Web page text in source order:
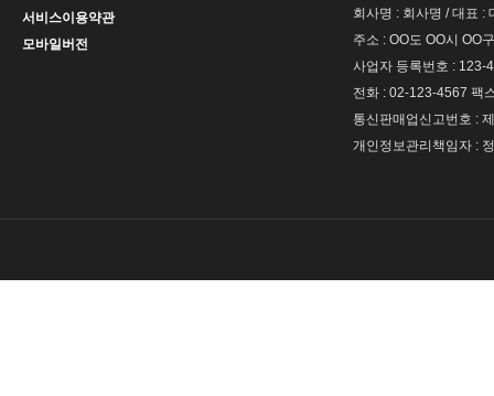
서비스이용약관
모바일버전
회사명 : 회사명 / 대표 :
주소 : OO도 OO시 OO
사업자 등록번호 : 123-
전화 : 02-123-4567 팩
통신판매업신고번호 :
개인정보관리책임자 :